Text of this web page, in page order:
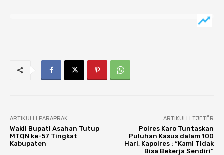
ARTIKULLI PARAPRAK
Wakil Bupati Asahan Tutup
MTQN ke-57 Tingkat
Kabupaten
ARTIKULLI TJETËR
Polres Karo Tuntaskan
Puluhan Kasus dalam 100
Hari, Kapolres : “Kami Tidak
Bisa Bekerja Sendiri”